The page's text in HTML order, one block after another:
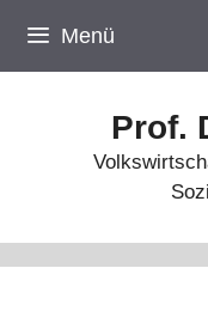
Inhalt
springen
Menü
Prof.